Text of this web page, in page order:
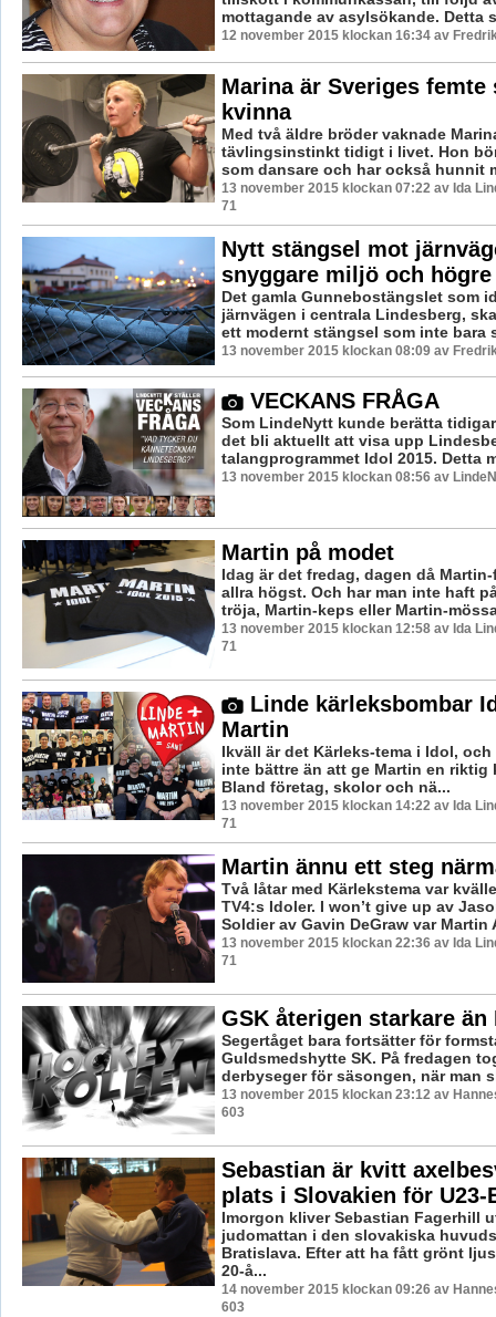
mottagande av asylsökande. Detta
12 november 2015 klockan 16:34 av
Marina är Sveriges femte
kvinna
Med två äldre bröder vaknade
tävlingsinstinkt tidigt i livet. Hon
som dansare och har också hunnit
13 november 2015 klockan 07:22 av Ida
71
Nytt stängsel mot
snyggare miljö och
Det gamla Gunnebostängslet som
järnvägen i centrala Lindesberg,
ett modernt stängsel som inte bara
13 november 2015 klockan 08:09 av
VECKANS FRÅGA
Som LindeNytt kunde berätta
det bli aktuellt att visa upp
talangprogrammet Idol 2015. Detta
13 november 2015 klockan 08:56 av
Martin på modet
Idag är det fredag, dagen då
allra högst. Och har man inte haft
tröja, Martin-keps eller Martin-
13 november 2015 klockan 12:58 av Ida
71
Linde kärleksbombar
Martin
Ikväll är det Kärleks-tema i Idol,
inte bättre än att ge Martin en riktig
Bland företag, skolor och nä...
13 november 2015 klockan 14:22 av Ida
71
Martin ännu ett steg
Två låtar med Kärlekstema var
TV4:s Idoler. I won’t give up av
Soldier av Gavin DeGraw var Martin
13 november 2015 klockan 22:36 av Ida
71
GSK återigen starkare än
Segertåget bara fortsätter för
Guldsmedshytte SK. På fredagen
derbyseger för säsongen, när man
13 november 2015 klockan 23:12 av
603
Sebastian är kvitt
plats i Slovakien för U23-
Imorgon kliver Sebastian Fagerhill
judomattan i den slovakiska
Bratislava. Efter att ha fått grönt
20-å...
14 november 2015 klockan 09:26 av
603